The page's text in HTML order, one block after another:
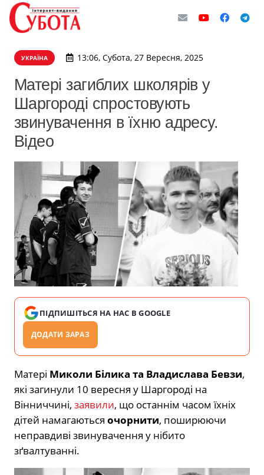
УКРАЇНА 13:06, Субота, 27 Вересня, 2025
Матері загиблих школярів у
Шаргороді спростовують
звинувачення в їхню адресу.
Відео
ПІДПИШІТЬСЯ НА НАС В GOOGLE
ДОДАТИ ЗАРАЗ
Матері Миколи Білика та Владислава Бевзи,
які загинули 10 вересня у Шаргороді на
Вінниччині, заявили, що останнім часом їхніх
дітей намагаються очорнити, поширюючи
неправдиві звинувачення у нібито
зґвалтуванні.